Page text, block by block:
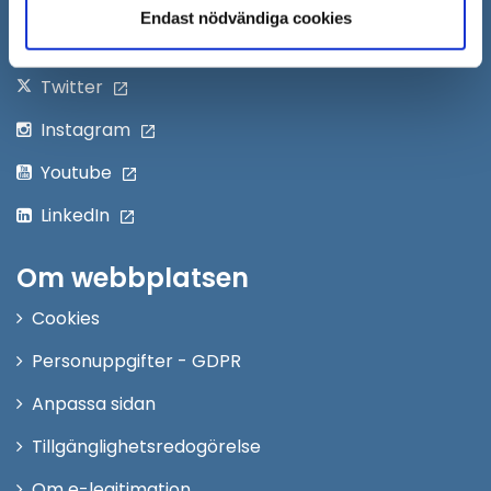
Endast nödvändiga cookies
fönster
Facebook
Twitter
Instagram
Youtube
LinkedIn
Om webbplatsen
Cookies
Personuppgifter - GDPR
Anpassa sidan
Tillgänglighetsredogörelse